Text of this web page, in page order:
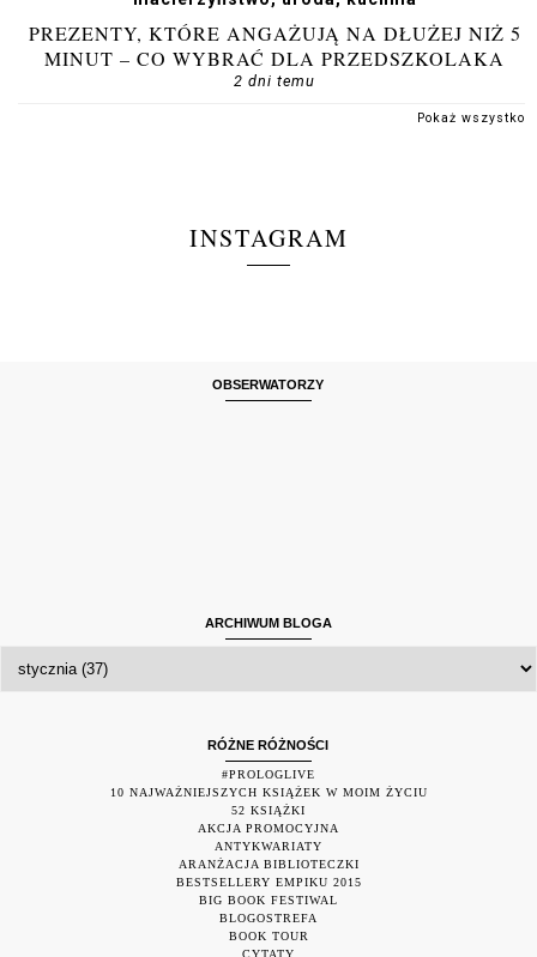
PREZENTY, KTÓRE ANGAŻUJĄ NA DŁUŻEJ NIŻ 5
MINUT – CO WYBRAĆ DLA PRZEDSZKOLAKA
2 dni temu
Pokaż wszystko
INSTAGRAM
OBSERWATORZY
ARCHIWUM BLOGA
RÓŻNE RÓŻNOŚCI
#PROLOGLIVE
10 NAJWAŻNIEJSZYCH KSIĄŻEK W MOIM ŻYCIU
52 KSIĄŻKI
AKCJA PROMOCYJNA
ANTYKWARIATY
ARANŻACJA BIBLIOTECZKI
BESTSELLERY EMPIKU 2015
BIG BOOK FESTIWAL
BLOGOSTREFA
BOOK TOUR
CYTATY